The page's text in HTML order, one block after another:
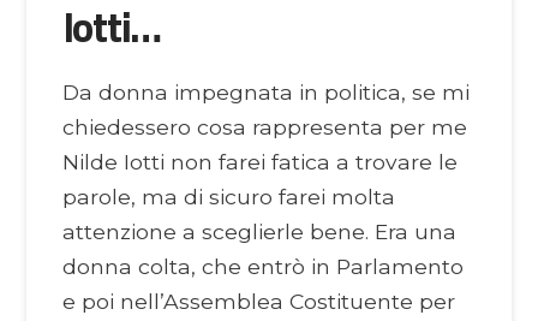
Iotti…
Da donna impegnata in politica, se mi
chiedessero cosa rappresenta per me
Nilde Iotti non farei fatica a trovare le
parole, ma di sicuro farei molta
attenzione a sceglierle bene. Era una
donna colta, che entrò in Parlamento
e poi nell’Assemblea Costituente per